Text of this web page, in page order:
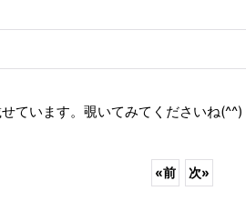
ています。覗いてみてくださいね(^^)
«前 次»